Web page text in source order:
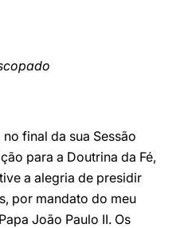
final da sua Sessão
para a Doutrina da Fé,
a alegria de presidir
por mandato do meu
João Paulo II. Os